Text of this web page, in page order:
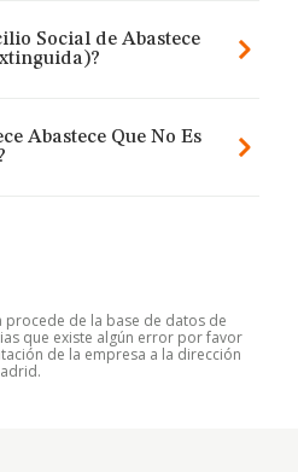
Social de Abastece
Abastece Que No Es
procede de la base de datos de
que existe algún error por favor
de la empresa a la dirección